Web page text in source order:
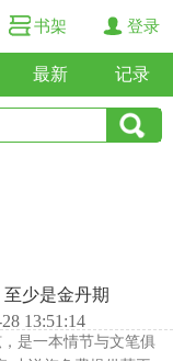
书架 登录
最新 记录
至少是金丹期
13:51:14
是一本情节与文笔俱